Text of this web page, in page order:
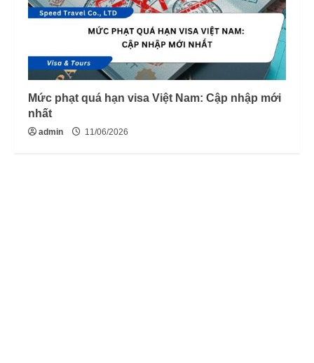
Mức phạt quá hạn visa Việt Nam: Cập nhập mới
nhất
admin 11/06/2026